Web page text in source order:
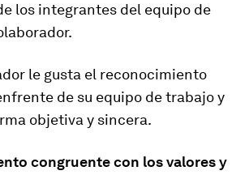
los integrantes del equipo de
le gusta el reconocimiento
de su equipo de trabajo y
objetiva y sincera.
congruente con los valores y